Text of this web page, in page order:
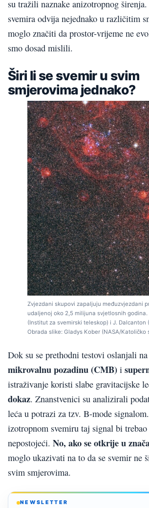
su tražili naznake anizotropnog
svemira odvija nejednako u različitim
moglo značiti da prostor-vrijeme ne
smo dosad mislili.
Širi li se svemir u svim
smjerovima jednako?
Zvjezdani skupovi zapaljuju međuzvjezdani
udaljenoj oko 2,5 milijuna svjetlosnih godina.
(Institut za svemirski teleskop) i J. Dalcanton
Obrada slike: Gladys Kober (NASA/Katoličko
Dok su se prethodni testovi oslanjali na
mikrovalnu pozadinu (CMB) i
istraživanje koristi slabe gravitacijske
dokaz. Znanstvenici su analizirali
leća u potrazi za tzv. B-mode
izotropnom svemiru taj signal bi
nepostojeći. No, ako se otkrije u
moglo ukazivati na to da se svemir ne
svim smjerovima.
NEWSLETTER